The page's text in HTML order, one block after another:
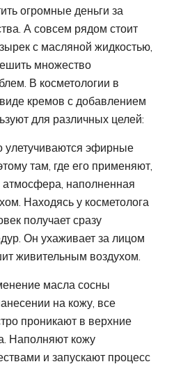
огромные деньги за
А совсем рядом стоит
с масляной жидкостью,
множество
В косметологии в
кремов с добавлением
для различных целей:
улетучиваются эфирные
там, где его применяют,
атмосфера, наполненная
Находясь у косметолога
получает сразу
Он ухаживает за лицом
живительным воздухом.
масла сосны
на кожу, все
проникают в верхние
Наполняют кожу
и запускают процесс